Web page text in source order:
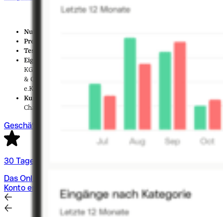
Nutzerbewertung:
Preis:
ab 9 € / Monat (zzgl. MwSt.)
Testversion:
Eignung:
KG, KGaA, OHG, UG, gUG, UG & Co. KG, GmbH, gGmbH, GmbH
& Co. KG, GmbH & Co. OHG, AG, AG & Co. KG, AG & Co. OHG,
e.K., PartG
Kundenservice:
7 Tage die Woche von 09:00 – 18:00 Uhr per
Chat, Telefon, E-Mail, Help Center
Geschäftskonto eröffnen
30 Tage kostenlos
Das Online-Firmenkonto für Ihr Business
Konto eröffnen